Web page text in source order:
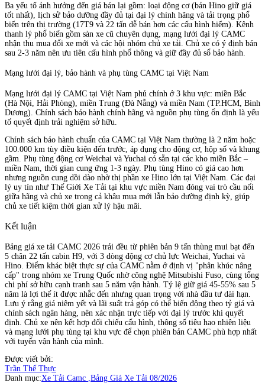
Ba yếu tố ảnh hưởng đến giá bán lại gồm: loại động cơ (bản Hino giữ giá
tốt nhất), lịch sử bảo dưỡng đầy đủ tại đại lý chính hãng và tải trọng phổ
biến trên thị trường (17T9 và 22 tấn dễ bán hơn các cấu hình hiếm). Kênh
thanh lý phổ biến gồm sàn xe cũ chuyên dụng, mạng lưới đại lý CAMC
nhận thu mua đổi xe mới và các hội nhóm chủ xe tải. Chủ xe có ý định bán
sau 2-3 năm nên ưu tiên cấu hình phổ thông và giữ đầy đủ sổ bảo hành.
Mạng lưới đại lý, bảo hành và phụ tùng CAMC tại Việt Nam
Mạng lưới đại lý CAMC tại Việt Nam phủ chính ở 3 khu vực: miền Bắc
(Hà Nội, Hải Phòng), miền Trung (Đà Nẵng) và miền Nam (TP.HCM, Bình
Dương). Chính sách bảo hành chính hãng và nguồn phụ tùng ổn định là yếu
tố quyết định trải nghiệm sở hữu.
Chính sách bảo hành chuẩn của CAMC tại Việt Nam thường là 2 năm hoặc
100.000 km tùy điều kiện đến trước, áp dụng cho động cơ, hộp số và khung
gầm. Phụ tùng động cơ Weichai và Yuchai có sẵn tại các kho miền Bắc –
miền Nam, thời gian cung ứng 1-3 ngày. Phụ tùng Hino có giá cao hơn
nhưng nguồn cung dồi dào nhờ thị phần xe Hino lớn tại Việt Nam. Các đại
lý uy tín như Thế Giới Xe Tải tại khu vực miền Nam đóng vai trò cầu nối
giữa hãng và chủ xe trong cả khâu mua mới lẫn bảo dưỡng định kỳ, giúp
chủ xe tiết kiệm thời gian xử lý hậu mãi.
Kết luận
Bảng giá xe tải CAMC 2026 trải đều từ phiên bản 9 tấn thùng mui bạt đến
5 chân 22 tấn cabin H9, với 3 dòng động cơ chủ lực Weichai, Yuchai và
Hino. Điểm khác biệt thực sự của CAMC nằm ở định vị "phân khúc nâng
cấp" trong nhóm xe Trung Quốc nhờ công nghệ Mitsubishi Fuso, cùng tổng
chi phí sở hữu cạnh tranh sau 5 năm vận hành. Tỷ lệ giữ giá 45-55% sau 5
năm là lợi thế ít được nhắc đến nhưng quan trọng với nhà đầu tư dài hạn.
Lưu ý rằng giá niêm yết và lãi suất trả góp có thể biến động theo tỷ giá và
chính sách ngân hàng, nên xác nhận trực tiếp với đại lý trước khi quyết
định. Chủ xe nên kết hợp đối chiếu cấu hình, thông số tiêu hao nhiên liệu
và mạng lưới phụ tùng tại khu vực để chọn phiên bản CAMC phù hợp nhất
với tuyến vận hành của mình.
Được viết bởi:
Trần Thế Thực
Danh mục:Xe Tải Camc Bảng Giá Xe Tải 08/2026